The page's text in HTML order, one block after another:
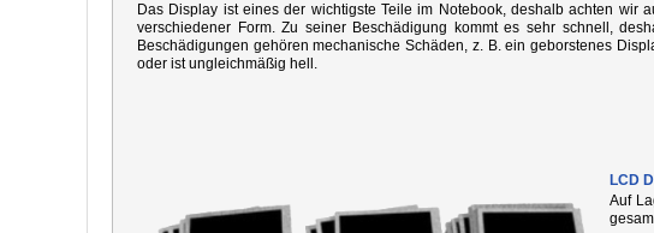
Das Display ist eines der wichtigste Teile im Notebook, deshalb achten wir
verschiedener Form. Zu seiner Beschädigung kommt es sehr schnell,
Beschädigungen gehören mechanische Schäden, z. B. ein geborstenes
oder ist ungleichmäßig hell.
LCD
Auf